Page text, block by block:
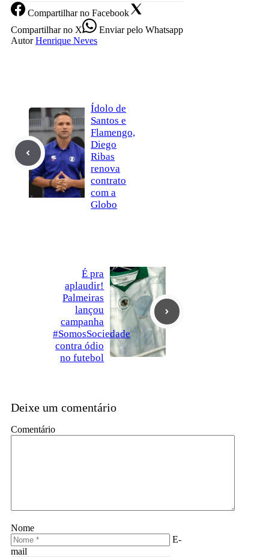
Compartilharno Facebook
Compartilharno X Enviarpelo Whatsapp
Autor Henrique Neves
Ídolo de
Santos e
Flamengo,
Diego
Ribas
renova
contrato
com a
Globo
É pra
aplaudir!
Palmeiras
lançou
campanha
#SomosSociedade
contra ódio
no futebol
Deixe um comentário
Comentário
Nome
E-
mail